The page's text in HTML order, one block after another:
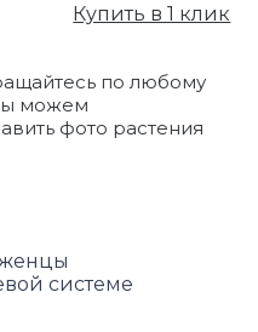
красный
белый
Купить в 1 клик
по любому
можем
фото растения
системе